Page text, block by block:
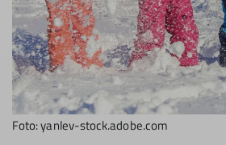
Foto: yanlev-stock.adobe.com